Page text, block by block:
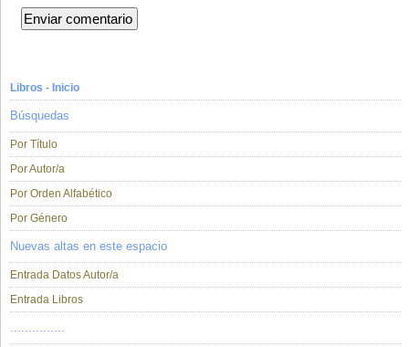
Libros - Inicio
Búsquedas
Por Título
Por Autor/a
Por Orden Alfabético
Por Género
Nuevas altas en este espacio
Entrada Datos Autor/a
Entrada Libros
...............